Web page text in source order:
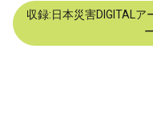
収録:日本災害DIGITAL